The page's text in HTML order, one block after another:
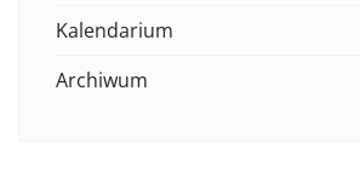
Kalendarium
Archiwum